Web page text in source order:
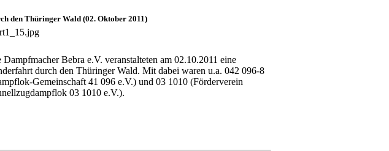
den Thüringer Wald (02. Oktober 2011)
Dampfmacher Bebra e.V. veranstalteten am 02.10.2011 eine
durch den Thüringer Wald. Mit dabei waren u.a. 042 096-8
Gemeinschaft 41 096 e.V.) und 03 1010 (Förderverein
03 1010 e.V.).